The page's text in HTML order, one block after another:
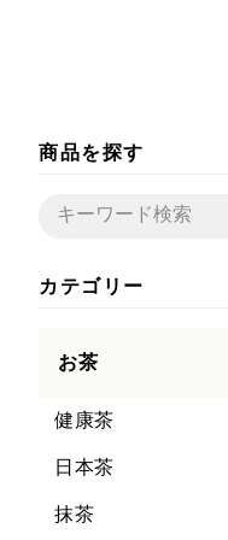
商品を探す
カテゴリー
お茶
健康茶
日本茶
抹茶